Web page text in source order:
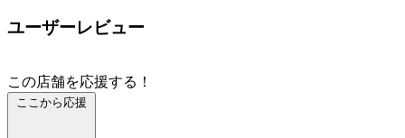
ユーザーレビュー
この店舗を応援する！
ここから応援